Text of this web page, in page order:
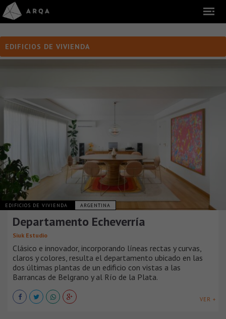
EDIFICIOS DE VIVIENDA
EDIFICIOS DE VIVIENDA ARGENTINA
Departamento Echeverría
Siuk Estudio
Clásico e innovador, incorporando líneas rectas y curvas,
claros y colores, resulta el departamento ubicado en las
dos últimas plantas de un edificio con vistas a las
Barrancas de Belgrano y al Río de la Plata.
VER +